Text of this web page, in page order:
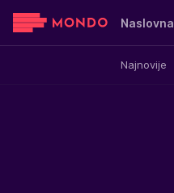
Naslovna
Najnovije
Sensa